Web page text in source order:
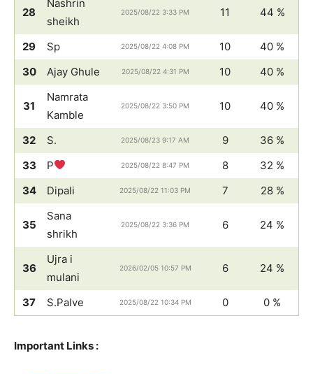
28
Nashrin
sheikh
2025/08/22 3:33 PM 11 44 %
29 Sp 2025/08/22 4:08 PM 10
40 %
30
Ajay Ghule 2025/08/22 4:31 PM 10 40 %
31
Namrata
Kamble
2025/08/22 3:50 PM 10 40 %
32 S. 2025/08/23 9:17 AM 9
36 %
33
P 2025/08/22 8:47 PM 8
32 %
34
Dipali 2025/08/22 11:03 PM 7 28 %
35
Sana
shrikh
2025/08/22 3:36 PM 6 24 %
36
Ujra i
mulani
2026/02/05 10:57 PM 6 24 %
37 S.Palve 2025/08/22 10:34 PM 0 0 %
Important Links :